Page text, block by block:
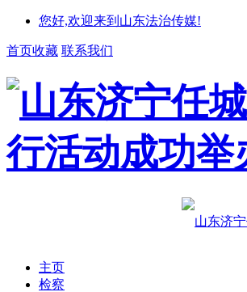
您好,欢迎来到山东法治传媒!
首页收藏 联系我们
主页
检察